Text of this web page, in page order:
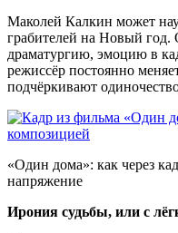
Маколей Калкин может
грабителей на Новый год.
драматургию, эмоцию в
режиссёр постоянно
подчёркивают
«Один дома»: как через
напряжение
Ирония судьбы, или с